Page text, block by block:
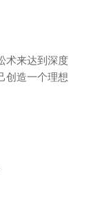
术来达到深度
创造一个理想